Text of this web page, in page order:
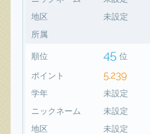
地区
未設定
所属
順位 45 位
ポイント 5,239
学年
未設定
ニックネーム
未設定
地区
未設定